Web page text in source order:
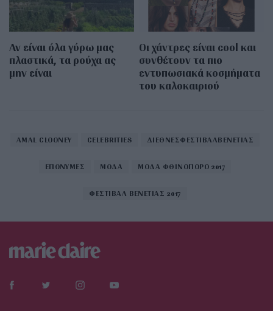
Αν είναι όλα γύρω μας
πλαστικά, τα ρούχα ας
μην είναι
Οι χάντρες είναι cool και
συνθέτουν τα πιο
εντυπωσιακά κοσμήματα
του καλοκαιριού
AMAL CLOONEY CELEBRITIES ΔΙΕΘΝΕΣΦΕΣΤΙΒΑΛΒΕΝΕΤΙΑΣ
ΕΠΩΝΥΜΕΣ ΜΟΔΑ ΜΟΔΑ ΦΘΙΝΟΠΩΡΟ 2017
ΦΕΣΤΙΒΑΛ ΒΕΝΕΤΙΑΣ 2017